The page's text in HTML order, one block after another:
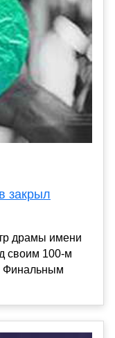
закрыл
драмы имени
своим 100-м
Финальным